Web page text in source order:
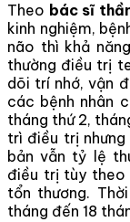
Theo bác sĩ
kinh nghiệm,
não thì khả
thường điều trị
dõi trí nhớ, vận
các bệnh nhân
tháng thứ 2,
trì điều trị
bản vẫn tỷ lệ
điều trị tùy theo
tổn thương.
tháng đến 18